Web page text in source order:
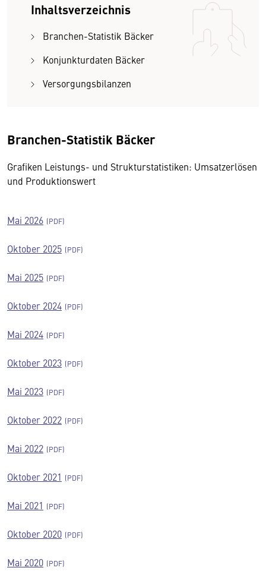
Inhaltsverzeichnis
Branchen-Statistik Bäcker
Konjunkturdaten Bäcker
Versorgungsbilanzen
Branchen-Statistik Bäcker
Grafiken Leistungs- und Strukturstatistiken: Umsatzerlösen
und Produktionswert
Mai 2026
Oktober 2025
Mai 2025
Oktober 2024
Mai 2024
Oktober 2023
Mai 2023
Oktober 2022
Mai 2022
Oktober 2021
Mai 2021
Oktober 2020
Mai 2020